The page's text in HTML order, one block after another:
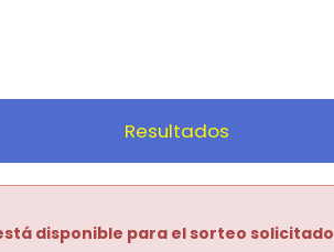
Resultados
disponible para el sorteo solicitado